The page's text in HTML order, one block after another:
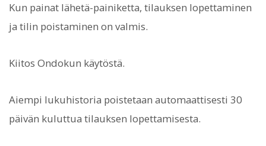
Kun painat lähetä-painiketta, tilauksen lopettaminen
ja tilin poistaminen on valmis.
Kiitos Ondokun käytöstä.
Aiempi lukuhistoria poistetaan automaattisesti 30
päivän kuluttua tilauksen lopettamisesta.